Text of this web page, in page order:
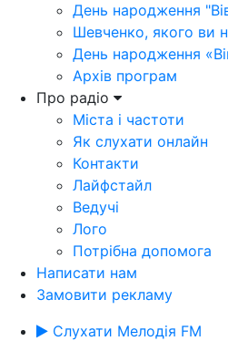
День народження
Шевченко, якого ви
День народження
Архів програм
Про радіо
Міста і частоти
Як слухати онлайн
Контакти
Лайфстайл
Ведучі
Лого
Потрібна допомога
Написати нам
Замовити рекламу
Слухати Мелодія FM